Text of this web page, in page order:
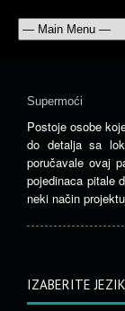
Supermoći
Postoje osobe
do detalja sa
poručavale ovaj
pojedinaca pitale
neki način
IZABERITE JEZIK